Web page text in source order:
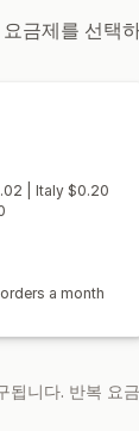
금제를 선택
| Italy $0.20
a month
됩니다. 반복 요